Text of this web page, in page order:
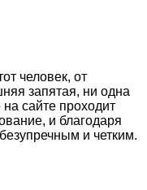
человек, от
запятая, ни одна
сайте проходит
и благодаря
и четким.